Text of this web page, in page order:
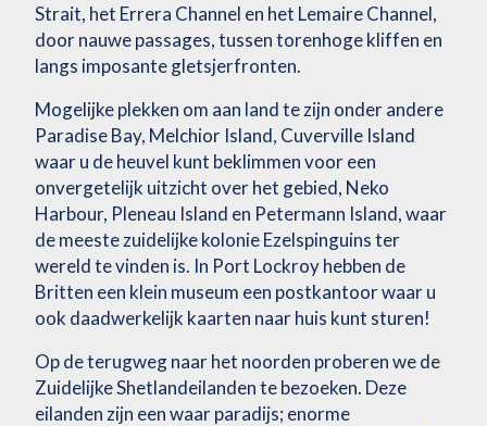
Strait, het Errera Channel en het Lemaire Channel,
door nauwe passages, tussen torenhoge kliffen en
langs imposante gletsjerfronten.
Mogelijke plekken om aan land te zijn onder andere
Paradise Bay, Melchior Island, Cuverville Island
waar u de heuvel kunt beklimmen voor een
onvergetelijk uitzicht over het gebied, Neko
Harbour, Pleneau Island en Petermann Island, waar
de meeste zuidelijke kolonie Ezelspinguins ter
wereld te vinden is. In Port Lockroy hebben de
Britten een klein museum een postkantoor waar u
ook daadwerkelijk kaarten naar huis kunt sturen!
Op de terugweg naar het noorden proberen we de
Zuidelijke Shetlandeilanden te bezoeken. Deze
eilanden zijn een waar paradijs; enorme